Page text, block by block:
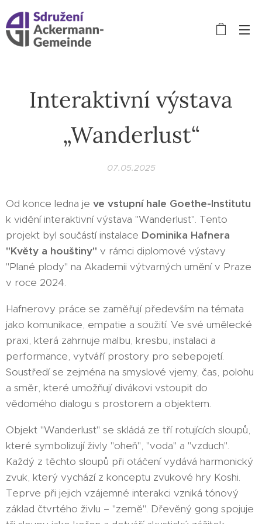
Interaktivní výstava
„Wanderlust“
07.05.2025
Od konce ledna je ve vstupní hale Goethe-Institutu
k vidění interaktivní výstava "Wanderlust". Tento
projekt byl součástí instalace Dominika Hafnera
"Květy a houštiny" v rámci diplomové výstavy
"Plané plody" na Akademii výtvarných umění v Praze
v roce 2024.
Hafnerovy práce se zaměřují především na témata
jako komunikace, empatie a soužití. Ve své umělecké
praxi, která zahrnuje malbu, kresbu, instalaci a
performance, vytváří prostory pro sebepojetí.
Soustředí se zejména na smyslové vjemy, čas, polohu
a směr, které umožňují divákovi vstoupit do
vědomého dialogu s prostorem a objektem.
Objekt "Wanderlust" se skládá ze tří rotujících sloupů,
které symbolizují živly "oheň", "voda" a "vzduch".
Každý z těchto sloupů při otáčení vydává harmonický
zvuk, který vychází z konceptu zvukové hry Koshi.
Teprve při jejich vzájemné interakci vzniká tónový
základ čtvrtého živlu – "země". Dřevěný gong spojuje